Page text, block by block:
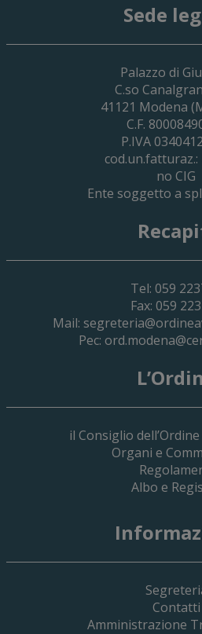
29 Giugno 2026
Cassa Forense
2030
19 Giugno 2026
Sede
Palazzo di
C.so
41121 Modena
C.F.
P.IVA
cod.un.fatturaz.:
no CIG
Ente soggetto a
Tel: 059
Fax: 059
Mail:
Pec:
il Consiglio
Organi e
Albo e
Contatti
Amministrazione